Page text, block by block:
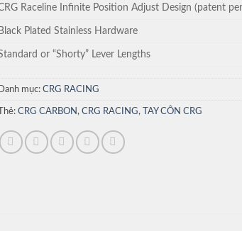
Raceline Infinite Position Adjust Design (patent
Black Plated Stainless Hardware
or “Shorty” Lever Lengths
Danh mục: CRG RACING
Thẻ: CRG CARBON , CRG RACING, TAY CÔN CRG